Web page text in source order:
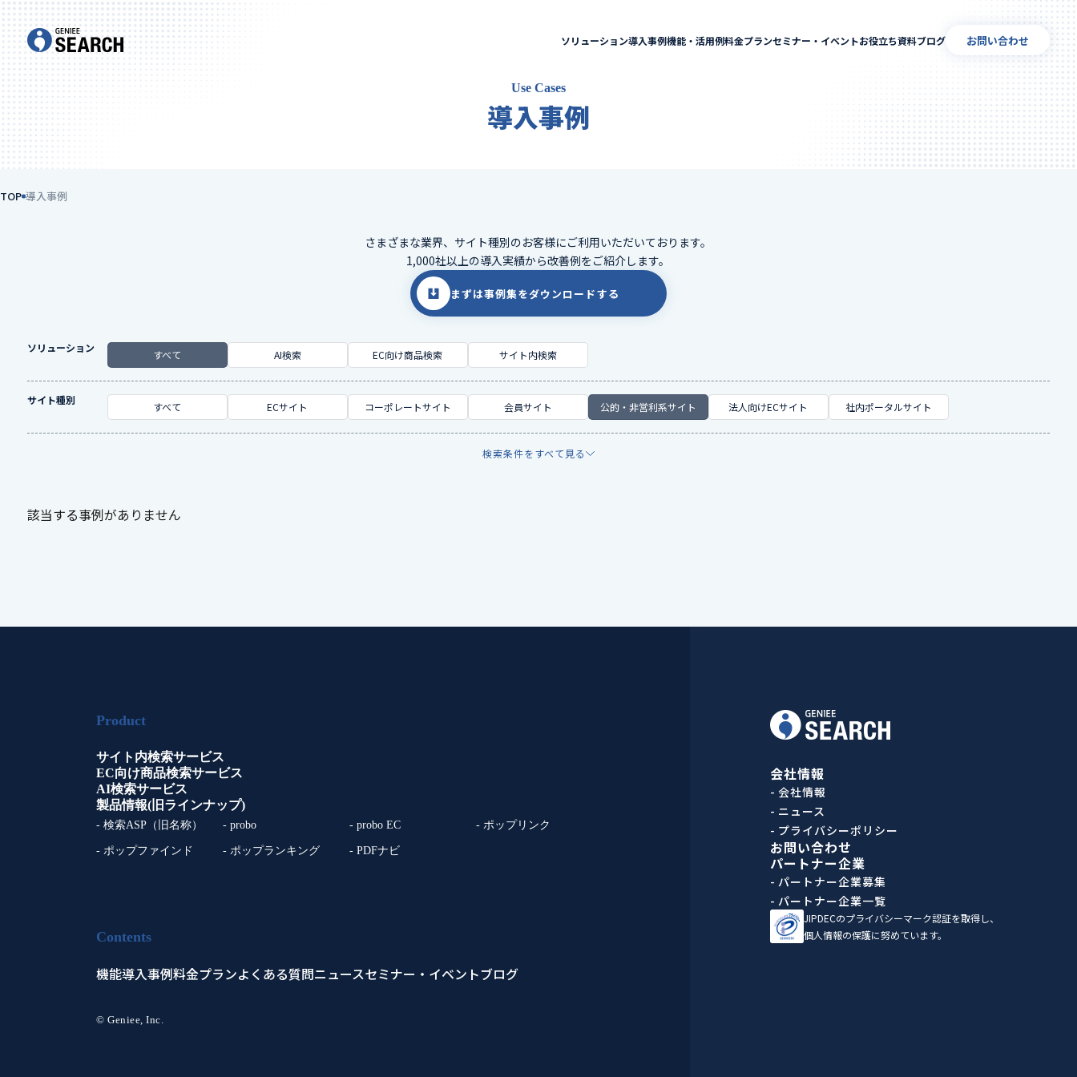
ソリューション導入事例機能・活用例料金プランセミナー・イベントお役立ち資料ブログ お問い合わせ
Use Cases
導入事例
TOP 導入事例
さまざまな業界、サイト種別のお客様にご利用いただいております。
1,000社以上の導入実績から改善例をご紹介します。
まずは事例集をダウンロードする
ソリューション
すべて AI検索 EC向け商品検索 サイト内検索
サイト種別
すべて ECサイト コーポレートサイト 会員サイト 公的・非営利系サイト 法人向けECサイト 社内ポータルサイト
検索条件をすべて見る
該当する事例がありません
Product
サイト内検索サービス
EC向け商品検索サービス
AI検索サービス
製品情報(旧ラインナップ)
- 検索ASP（旧名称） - probo - probo EC - ポップリンク
- ポップファインド - ポップランキング - PDFナビ
Contents
機能導入事例料金プランよくある質問ニュースセミナー・イベントブログ
© Geniee, Inc.
会社情報
- 会社情報
- ニュース
- プライバシーポリシー
お問い合わせ
パートナー企業
- パートナー企業募集
- パートナー企業一覧
JIPDECのプライバシーマーク認証を取得し、
個人情報の保護に努めています。